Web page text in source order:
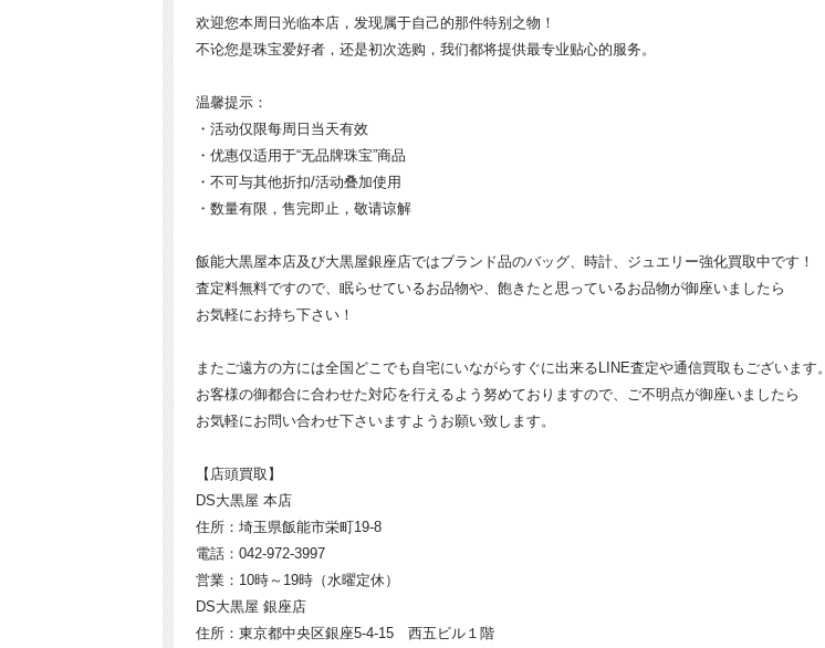
欢迎您本周日光临本店，发现属于自己的那件特别之物！
不论您是珠宝爱好者，还是初次选购，我们都将提供最专业贴心的服务。
温馨提示：
・活动仅限每周日当天有效
・优惠仅适用于“无品牌珠宝”商品
・不可与其他折扣/活动叠加使用
・数量有限，售完即止，敬请谅解
飯能大黒屋本店及び大黒屋銀座店ではブランド品のバッグ、時計、ジュエリー強化買取中です！
査定料無料ですので、眠らせているお品物や、飽きたと思っているお品物が御座いましたら
お気軽にお持ち下さい！
またご遠方の方には全国どこでも自宅にいながらすぐに出来るLINE査定や通信買取もございます。
お客様の御都合に合わせた対応を行えるよう努めておりますので、ご不明点が御座いましたら
お気軽にお問い合わせ下さいますようお願い致します。
【店頭買取】
DS大黒屋 本店
住所：埼玉県飯能市栄町19-8
電話：042-972-3997
営業：10時～19時（水曜定休）
DS大黒屋 銀座店
住所：東京都中央区銀座5-4-15 西五ビル１階